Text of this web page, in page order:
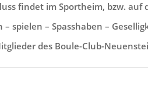
findet im Sportheim, bzw. auf
spielen – Spasshaben –
des Boule-Club-